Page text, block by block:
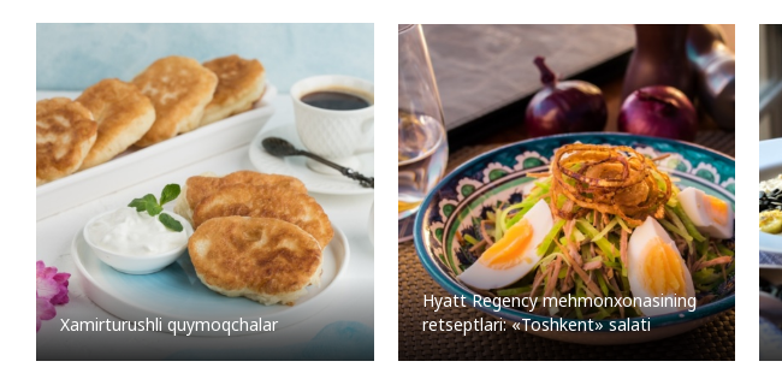
Xamirturushli quymoqchalar
Hyatt Regency mehmonxonasining
retseptlari: «Toshkent» salati